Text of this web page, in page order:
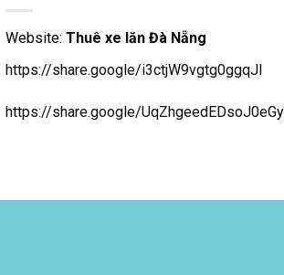
Website: Thuê xe lăn Đà Nẵng
https://share.google/i3ctjW9vgtg0ggqJl
https://share.google/UqZhgeedEDsoJ0eGy